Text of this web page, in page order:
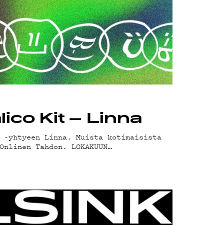
Kit – Linna
yhtyeen Linna. Muista kotimaisista
Tahdon. LOKAKUUN…